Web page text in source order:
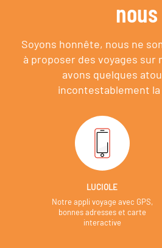
nous
Soyons honnête, nous ne
à proposer des voyages sur
avons quelques
incontestablement
LUCIOLE
Notre appli voyage avec GPS,
bonnes adresses et carte
interactive